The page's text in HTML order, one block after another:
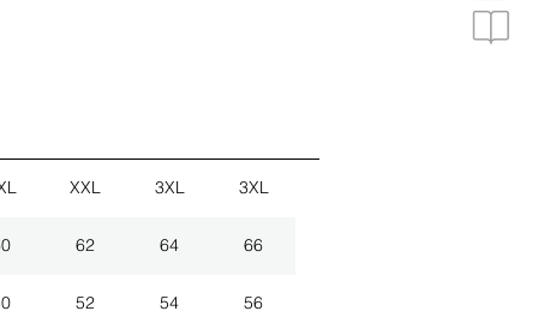
XXL 3XL 3XL
62 64 66
52 54 56